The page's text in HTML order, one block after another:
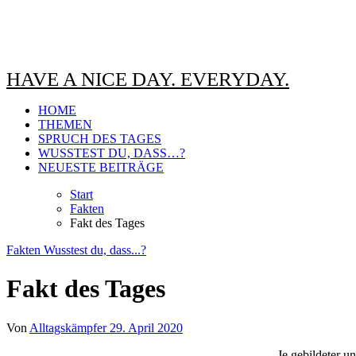
HAVE A NICE DAY. EVERYDAY.
HOME
THEMEN
SPRUCH DES TAGES
WUSSTEST DU, DASS…?
NEUESTE BEITRÄGE
Start
Fakten
Fakt des Tages
Fakten Wusstest du, dass...?
Fakt des Tages
Von Alltagskämpfer 29. April 2020